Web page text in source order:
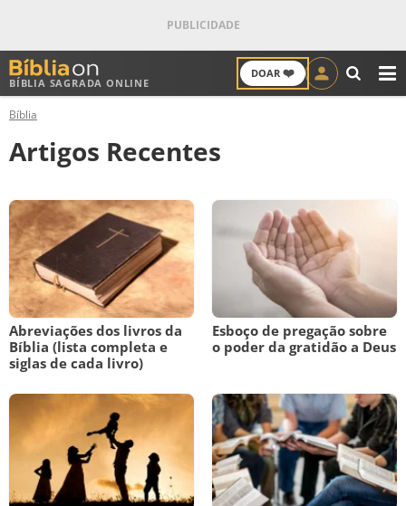
BÍBLIA SAGRADA ONLINE
DOAR ❤️
ANTIGO TESTAMENTO
NOVO TESTAMENTO
VERSÍCULOS
VERSÍCULO DO DIA
PALAVRA DO DIA
SALMO DO DIA
DEVOCIONAL DIÁRIO
10 MANDAMENTOS
ESTUDOS BÍBLICOS
Bíblia
Artigos Recentes
Abreviações dos livros da
Bíblia (lista completa e
siglas de cada livro)
Esboço de pregação sobre
o poder da gratidão a Deus